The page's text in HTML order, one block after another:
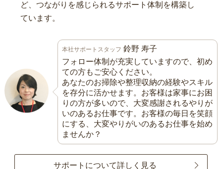
ど、つながりを感じられるサポート体制を構築し
ています。
本社サポートスタッフ 鈴野 寿子
フォロー体制が充実していますので、初め
ての方もご安心ください。
あなたのお掃除や整理収納の経験やスキル
を存分に活かせます。お客様は家事にお困
りの方が多いので、大変感謝されるやりが
いのあるお仕事です。お客様の毎日を笑顔
にする、大変やりがいのあるお仕事を始め
ませんか？
サポートについて詳しく見る